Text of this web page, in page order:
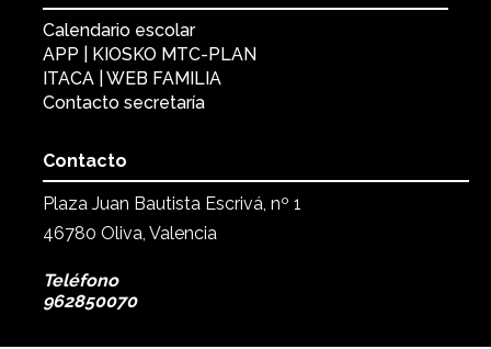
Calendario escolar
APP | KIOSKO MTC-PLAN
ITACA | WEB FAMILIA
Contacto secretaría
Contacto
Plaza Juan Bautista Escrivá, nº 1
46780 Oliva, Valencia
Teléfono
962850070